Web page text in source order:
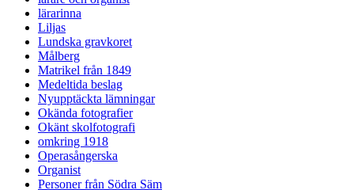
lärarinna
Liljas
Lundska gravkoret
Målberg
Matrikel från 1849
Medeltida beslag
Nyupptäckta lämningar
Okända fotografier
Okänt skolfotografi
omkring 1918
Operasångerska
Organist
Personer från Södra Säm